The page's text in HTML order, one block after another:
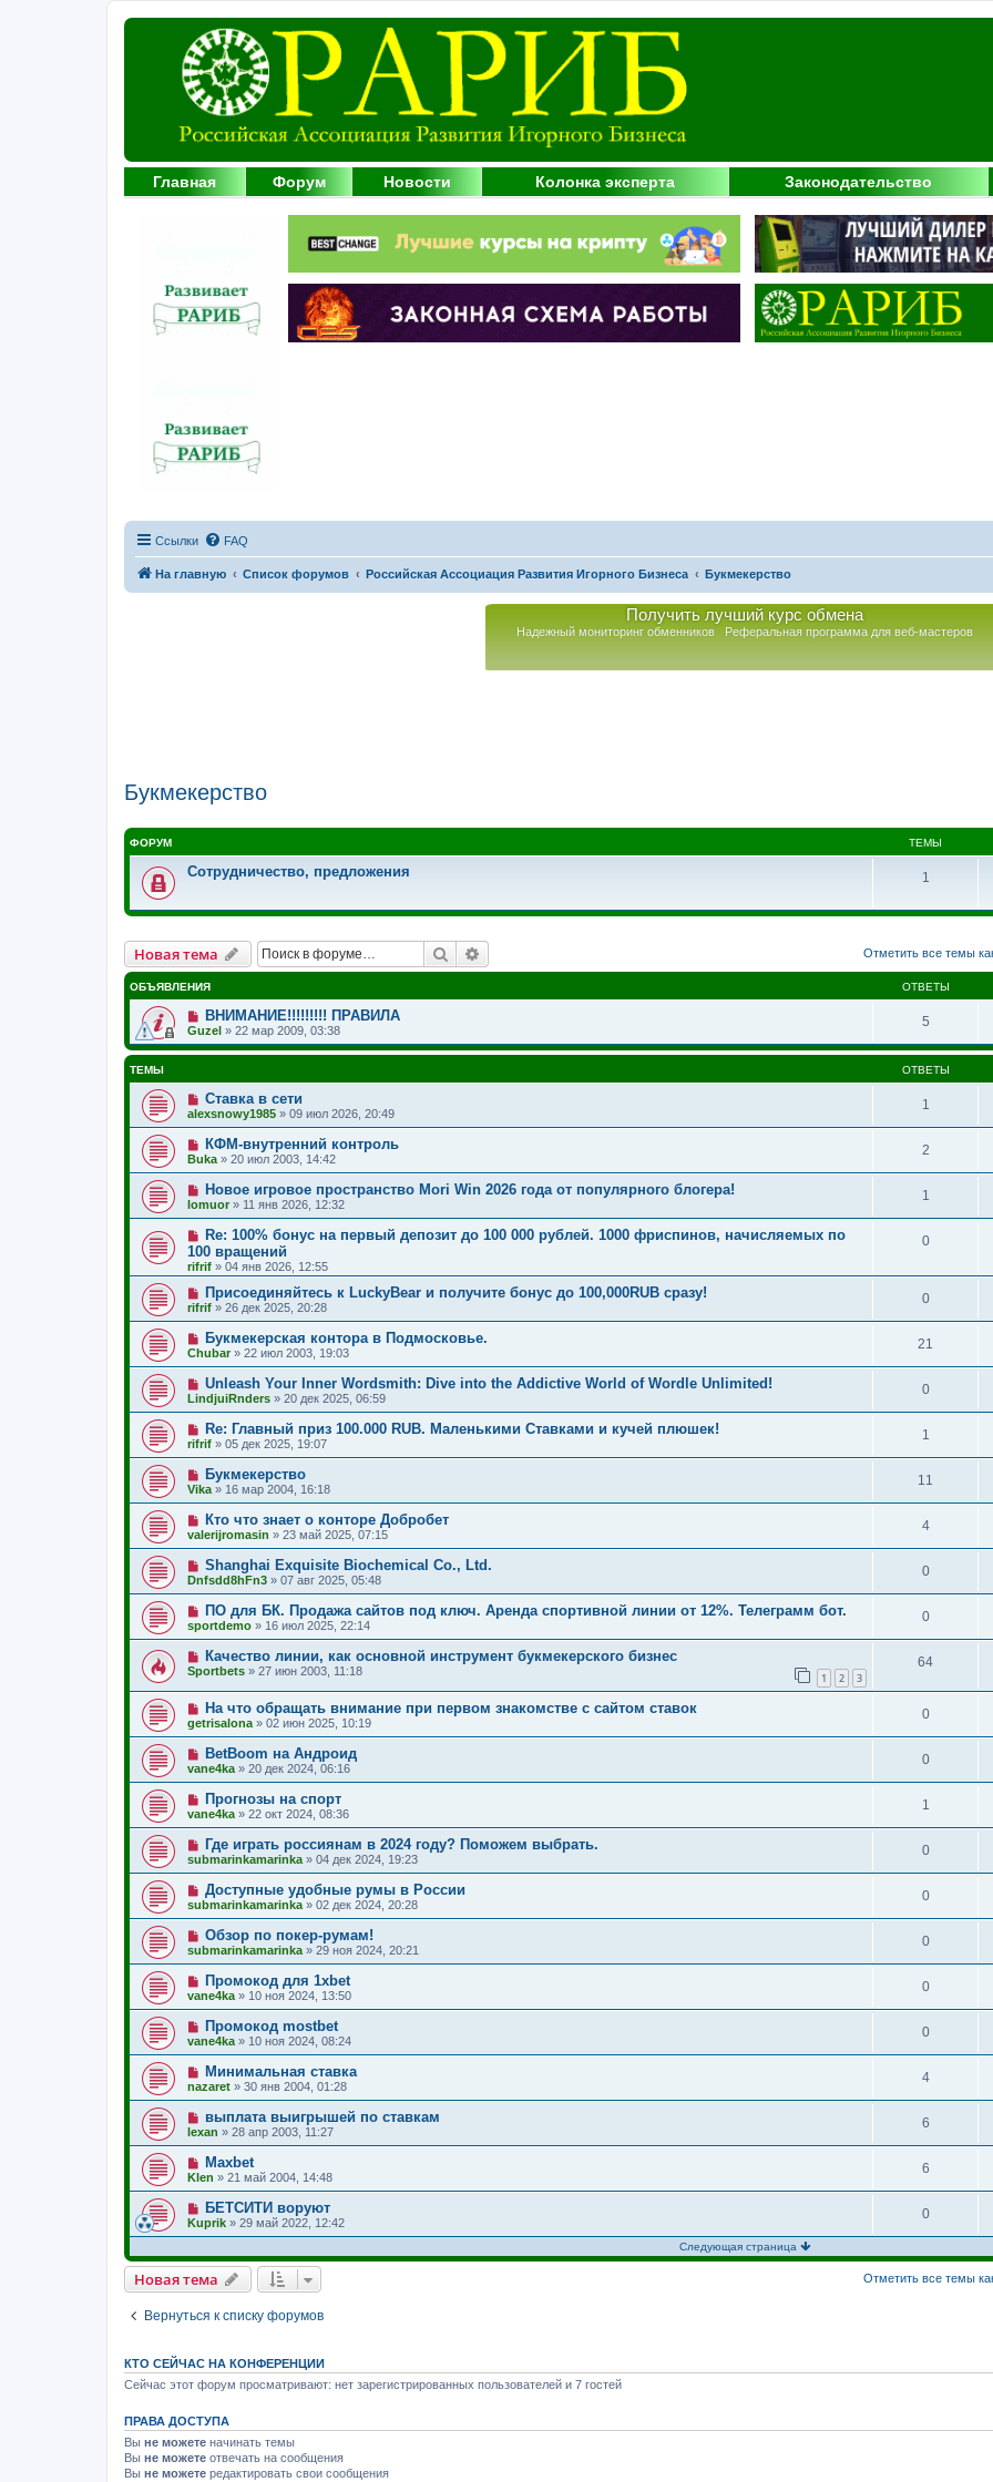
Главная Форум Новости Колонка эксперта Законодательство
Ссылки FAQ
На главную Список форумов Российская Ассоциация Развития Игорного Бизнеса Букмекерство
Получить лучший курс обмена
Надежный мониторинг обменников Реферальная программа для веб-мастеров
Букмекерство
ФОРУМ ТЕМЫ
Сотрудничество, предложения 1
Новая тема Поиск Отметить все темы
ОБЪЯВЛЕНИЯ ОТВЕТЫ
ВНИМАНИЕ!!!!!!!!! ПРАВИЛА
Guzel » 22 мар 2009, 03:38
5
ТЕМЫ ОТВЕТЫ
Ставка в сети
alexsnowy1985 » 09 июл 2026, 20:49
1
КФМ-внутренний контроль
Buka » 20 июл 2003, 14:42
2
Новое игровое пространство Mori Win 2026 года от популярного блогера!
lomuor » 11 янв 2026, 12:32
1
Re: 100% бонус на первый депозит до 100 000 рублей. 1000 фриспинов, начисляемых по
100 вращений
rifrif » 04 янв 2026, 12:55
0
Присоединяйтесь к LuckyBear и получите бонус до 100,000RUB сразу!
rifrif » 26 дек 2025, 20:28
0
Букмекерская контора в Подмосковье.
Chubar» 22 июл 2003, 19:03
21
Unleash Your Inner Wordsmith: Dive into the Addictive World of Wordle Unlimited!
LindjuiRnders » 20 дек 2025, 06:59
0
Re: Главный приз 100.000 RUB. Маленькими Ставками и кучей плюшек!
rifrif » 05 дек 2025, 19:07
1
Букмекерство
Vika » 16 мар 2004, 16:18
11
Кто что знает о конторе Добробет
valerijromasin » 23 май 2025, 07:15
4
Shanghai Exquisite Biochemical Co., Ltd.
Dnfsdd8hFn3 » 07 авг 2025, 05:48
0
ПО для БК. Продажа сайтов под ключ. Аренда спортивной линии от 12%. Телеграмм бот.
sportdemo » 16 июл 2025, 22:14
0
Качество линии, как основной инструмент букмекерского бизнес
Sportbets » 27 июн 2003, 11:18 1 2 3
64
На что обращать внимание при первом знакомстве с сайтом ставок
getrisalona » 02 июн 2025, 10:19
0
BetBoom на Андроид
vane4ka » 20 дек 2024, 06:16
0
Прогнозы на спорт
vane4ka » 22 окт 2024, 08:36
1
Где играть россиянам в 2024 году? Поможем выбрать.
submarinkamarinka » 04 дек 2024, 19:23
0
Доступные удобные румы в России
submarinkamarinka » 02 дек 2024, 20:28
0
Обзор по покер-румам!
submarinkamarinka » 29 ноя 2024, 20:21
0
Промокод для 1xbet
vane4ka » 10 ноя 2024, 13:50
0
Промокод mostbet
vane4ka » 10 ноя 2024, 08:24
0
Минимальная ставка
nazaret » 30 янв 2004, 01:28
4
выплата выигрышей по ставкам
lexan » 28 апр 2003, 11:27
6
Maxbet
Klen » 21 май 2004, 14:48
6
БЕТСИТИ воруют
Kuprik » 29 май 2022, 12:42
0
Следующая страница
Новая тема Отметить все темы
Вернуться к списку форумов
КТО СЕЙЧАС НА КОНФЕРЕНЦИИ
Сейчас этот форум просматривают: нет зарегистрированных пользователей и 7 гостей
ПРАВА ДОСТУПА
Вы не можете начинать темы
Вы не можете отвечать на сообщения
Вы не можете редактировать свои сообщения